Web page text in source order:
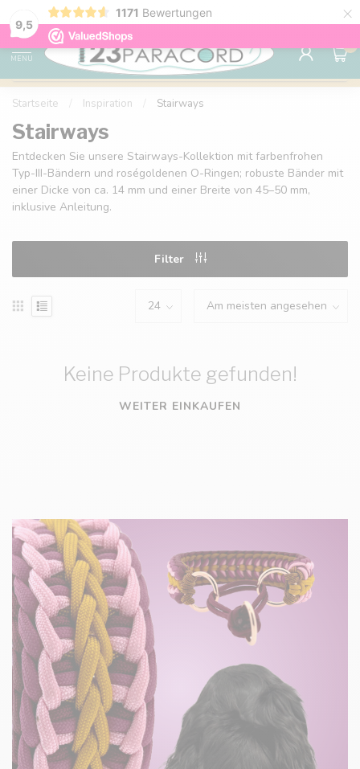
9,5
1171 Bewertungen ×
Kostenlose Lieferung nach Hause ab 150 €
MENU
0
Startseite Inspiration Stairways
Stairways
Entdecken Sie unsere Stairways-Kollektion mit farbenfrohen
Typ-III-Bändern und roségoldenen O-Ringen; robuste Bänder mit
einer Dicke von ca. 14 mm und einer Breite von 45–50 mm,
inklusive Anleitung.
Filter
Keine Produkte gefunden!
WEITER EINKAUFEN